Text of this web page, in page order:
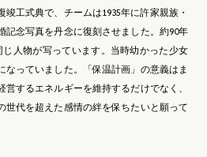
竣工式典で、チームは1935年に許家親族・
記念写真を丹念に復刻させました。約90年
人物が写っています。当時幼かった少女
なっていました。「保温計画」の意義はま
するエネルギーを維持するだけでなく、
世代を超えた感情の絆を保ちたいと願って